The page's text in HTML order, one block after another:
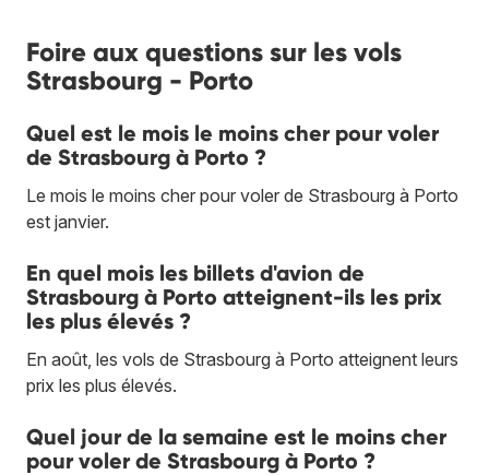
Foire aux questions sur les vols
Strasbourg - Porto
Quel est le mois le moins cher pour voler
de Strasbourg à Porto ?
Le mois le moins cher pour voler de Strasbourg à Porto
est janvier.
En quel mois les billets d'avion de
Strasbourg à Porto atteignent-ils les prix
les plus élevés ?
En août, les vols de Strasbourg à Porto atteignent leurs
prix les plus élevés.
Quel jour de la semaine est le moins cher
pour voler de Strasbourg à Porto ?